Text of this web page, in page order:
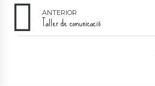
ANTERIOR
Taller de comunicació